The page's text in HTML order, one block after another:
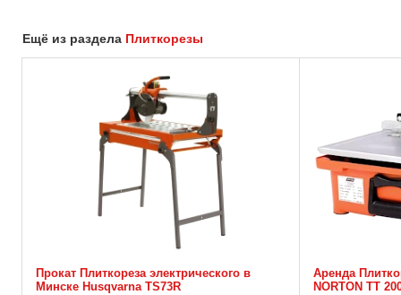
Ещё из раздела Плиткорезы
Прокат Плиткореза электрического в
Минске Husqvarna TS73R
Аренда
NORTON TT